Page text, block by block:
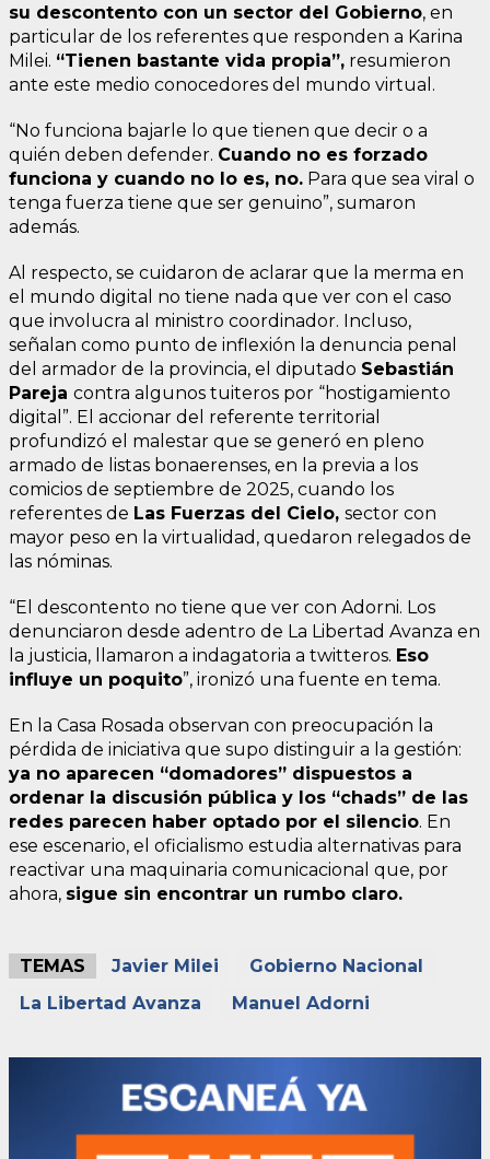
su descontento con un sector del Gobierno, en
particular de los referentes que responden a Karina
Milei. “Tienen bastante vida propia”, resumieron
ante este medio conocedores del mundo virtual.
“No funciona bajarle lo que tienen que decir o a
quién deben defender. Cuando no es forzado
funciona y cuando no lo es, no. Para que sea viral o
tenga fuerza tiene que ser genuino”, sumaron
además.
Al respecto, se cuidaron de aclarar que la merma en
el mundo digital no tiene nada que ver con el caso
que involucra al ministro coordinador. Incluso,
señalan como punto de inflexión la denuncia penal
del armador de la provincia, el diputado Sebastián
Pareja contra algunos tuiteros por “hostigamiento
digital”. El accionar del referente territorial
profundizó el malestar que se generó en pleno
armado de listas bonaerenses, en la previa a los
comicios de septiembre de 2025, cuando los
referentes de Las Fuerzas del Cielo, sector con
mayor peso en la virtualidad, quedaron relegados de
las nóminas.
“El descontento no tiene que ver con Adorni. Los
denunciaron desde adentro de La Libertad Avanza en
la justicia, llamaron a indagatoria a twitteros. Eso
influye un poquito”, ironizó una fuente en tema.
En la Casa Rosada observan con preocupación la
pérdida de iniciativa que supo distinguir a la gestión:
ya no aparecen “domadores” dispuestos a
ordenar la discusión pública y los “chads” de las
redes parecen haber optado por el silencio. En
ese escenario, el oficialismo estudia alternativas para
reactivar una maquinaria comunicacional que, por
ahora, sigue sin encontrar un rumbo claro.
TEMAS Javier Milei
Gobierno Nacional
La Libertad Avanza
Manuel Adorni